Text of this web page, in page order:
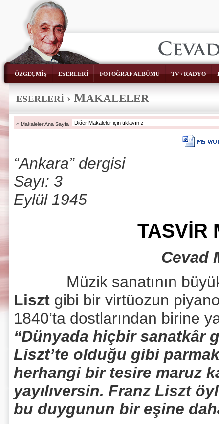
ÖZGEÇMİŞ ESERLERİ FOTOĞRAF ALBÜMÜ TV / RADYO
ESERLERİ › MAKALELER
« Makaleler Ana Sayfa |
“Ankara” dergisi
Sayı: 3
Eylül 1945
TASVİR
Cevad
Müzik sanatının
Liszt gibi bir virtüozun
1840’ta dostlarından birine
“Dünyada hiçbir sanatkâr
Liszt’te olduğu gibi
herhangi bir tesire maruz
yayılıversin. Franz Liszt
bu duygunun bir eşine